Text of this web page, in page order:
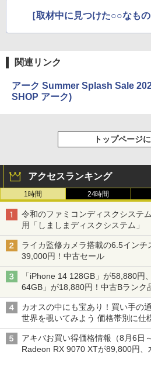
［取材中に見つけた○○なも
関連リンク
アーク Summer Splash Sale
SHOP アーク)
トップページ
アクセスランキング
1時間 24時間
令和のファミコンディスクシステ
用「しましまディスクシステム」
ライカ監修カメラ搭載の6.5インチ
39,000円！中古セール
「iPhone 14 128GB」が58,880円
64GB」が18,880円！中古Bランク
カオスの中にも宝あり！買い手の
世界を覗いてみよう 価格帯別に仕
ックアップ text by 石川 ひさよし
アキバお買い得価格情報（8月6日
Radeon RX 9070 XTが89,800円、